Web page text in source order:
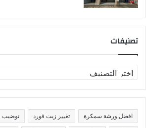
تصنيفات
ص
ن
ف
ا
افضل ورشة سمكرة تغيير زيت فورد توضيب